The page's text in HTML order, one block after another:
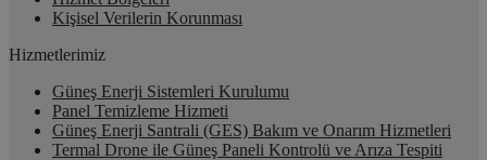
Kişisel Verilerin Korunması
Hizmetlerimiz
Güneş Enerji Sistemleri Kurulumu
Panel Temizleme Hizmeti
Güneş Enerji Santrali (GES) Bakım ve Onarım Hizmetleri
Termal Drone ile Güneş Paneli Kontrolü ve Arıza Tespiti